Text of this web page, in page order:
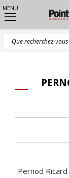
MENU
Pernod